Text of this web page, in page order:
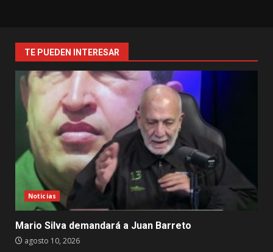
TE PUEDEN INTERESAR
Noticias
Mario Silva demandará a Juan Barreto
agosto 10, 2026